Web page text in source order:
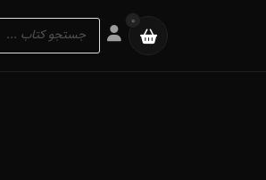
0
Products
search